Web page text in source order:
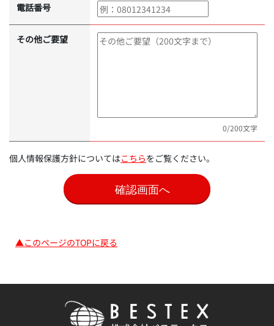
電話番号
その他ご要望
0/200文字
個人情報保護方針についてはこちらをご覧ください。
▲このページのTOPに戻る